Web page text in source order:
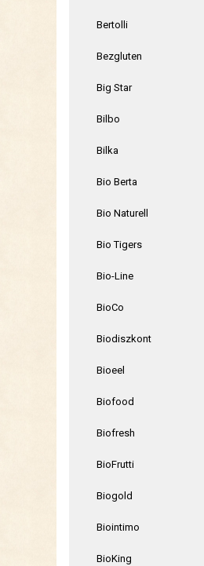
Bertolli
Bezgluten
Big Star
Bilbo
Bilka
Bio Berta
Bio Naturell
Bio Tigers
Bio-Line
BioCo
Biodiszkont
Bioeel
Biofood
Biofresh
BioFrutti
Biogold
Biointimo
BioKing